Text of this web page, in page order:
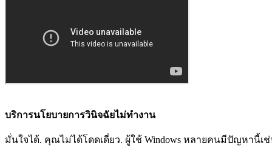
บริการนโยบายการวินิจฉัยไม่ทำงาน
มั่นใจได้. คุณไม่ได้โดดเดี่ยว. ผู้ใช้ Windows หลายคนมีปัญหา